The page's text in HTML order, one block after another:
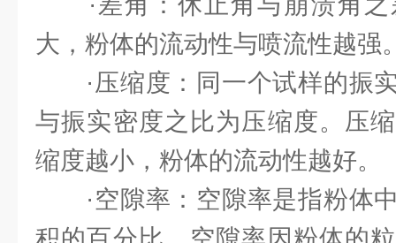
大，粉体的流动性与喷流性越强
·压缩度：同一个试样的振
与振实密度之比为压缩度。压
缩度越小，粉体的流动性越好。
·空隙率：空隙率是指粉体